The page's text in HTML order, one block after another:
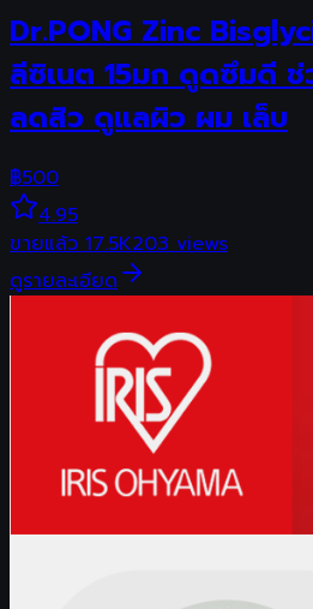
Dr.PONG Zinc
ลีซิเนต 15มก ดูดซึมดี
ลดสิว ดูแลผิว ผม เล็บ
฿500
4.95
ขายแล้ว17.5K203views
ดูรายละเอียด